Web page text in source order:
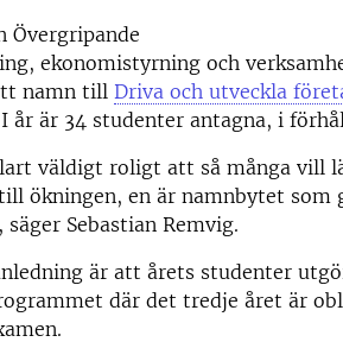
Övergripande
ekonomistyrning och
namn till Driva och utveckla
år är 34 studenter antagna, i
väldigt roligt att så många vill
ökningen, en är namnbytet som
Sebastian Remvig.
är att årets studenter
där det tredje året är